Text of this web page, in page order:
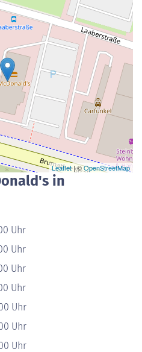
Leaflet| ©OpenStreetMap
in
Uhr
Uhr
Uhr
Uhr
Uhr
Uhr
Uhr